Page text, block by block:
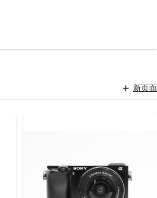
新页面